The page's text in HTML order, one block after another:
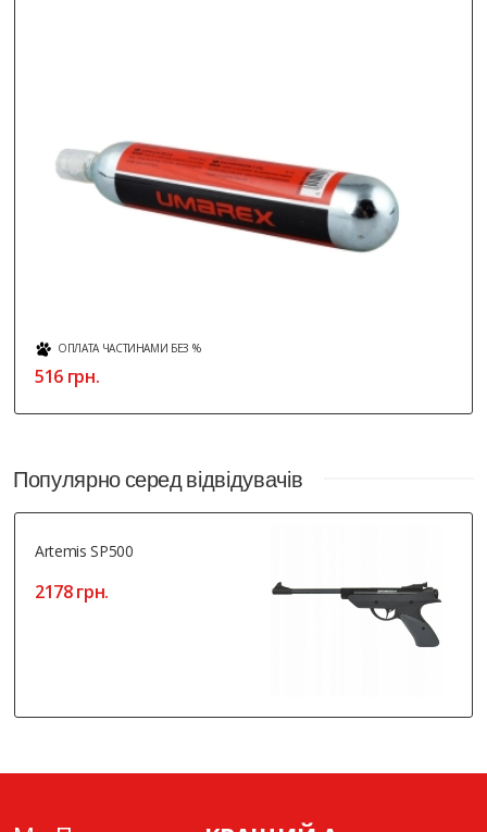
ОПЛАТА ЧАСТИНАМИ БЕЗ %
516 грн.
Популярно серед відвідувачів
Artemis SP500
2178 грн.